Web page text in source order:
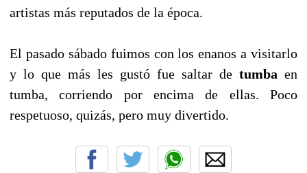
artistas más reputados de la época.
El pasado sábado fuimos con los enanos a visitarlo
y lo que más les gustó fue saltar de tumba en
tumba, corriendo por encima de ellas. Poco
respetuoso, quizás, pero muy divertido.